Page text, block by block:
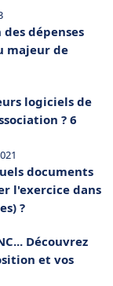
dépenses
majeur de
logiciels de
? 6
documents
l'exercice dans
?
Découvrez
et vos